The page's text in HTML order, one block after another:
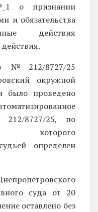
о признании
и обязательства
действия
№212/8727/25
окружной
было проведено
8727/25, по
определен
суда от 20
оставлено без